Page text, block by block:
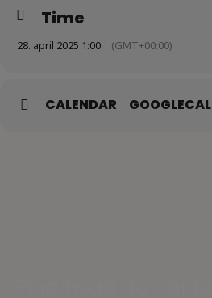
Time
28. april 2025 1:00 (GMT+00:00)
CALENDAR GOOGLECAL